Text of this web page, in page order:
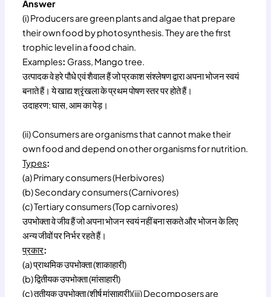
Answer
(i) Producers are green plants and algae that prepare
their own food by photosynthesis. They are the first
trophic level in a food chain.
Examples: Grass, Mango tree.
उत्पादक वे हरे पौधे एवं शैवाल हैं जो प्रकाश संश्लेषण द्वारा अपना भोजन स्वयं
बनाते हैं। ये खाद्य श्रृंखला के प्रथम पोषण स्तर पर होते हैं।
उदाहरण: घास, आम का पेड़।
(ii) Consumers are organisms that cannot make their
own food and depend on other organisms for nutrition.
Types:
(a) Primary consumers (Herbivores)
(b) Secondary consumers (Carnivores)
(c) Tertiary consumers (Top carnivores)
उपभोक्ता वे जीव हैं जो अपना भोजन स्वयं नहीं बना सकते और भोजन के लिए
अन्य जीवों पर निर्भर रहते हैं।
प्रकार:
(a) प्राथमिक उपभोक्ता (शाकाहारी)
(b) द्वितीयक उपभोक्ता (मांसाहारी)
(c) तृतीयक उपभोक्ता (शीर्ष मांसाहारी)(iii) Decomposers are